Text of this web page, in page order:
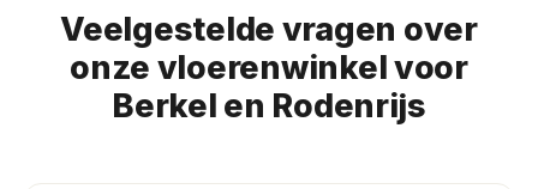
Veelgestelde vragen over
onze vloerenwinkel voor
Berkel en Rodenrijs